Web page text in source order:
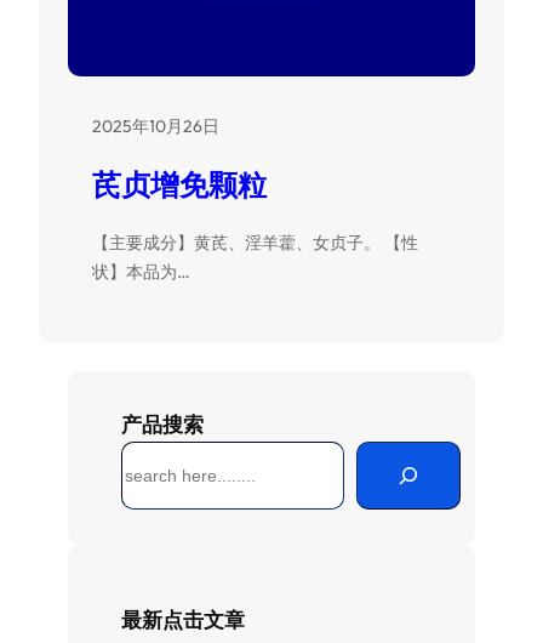
2025年10月26日
芪贞增免颗粒
【主要成分】黄芪、淫羊藿、女贞子。 【性
状】本品为…
产品搜索
搜
索
最新点击文章